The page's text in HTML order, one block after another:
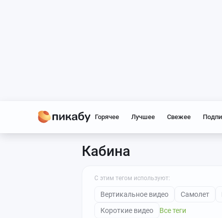
Горячее Лучшее Свежее
Кабина
С этим тегом используют:
Вертикальное видео Самолет
Короткие видео
Все теги